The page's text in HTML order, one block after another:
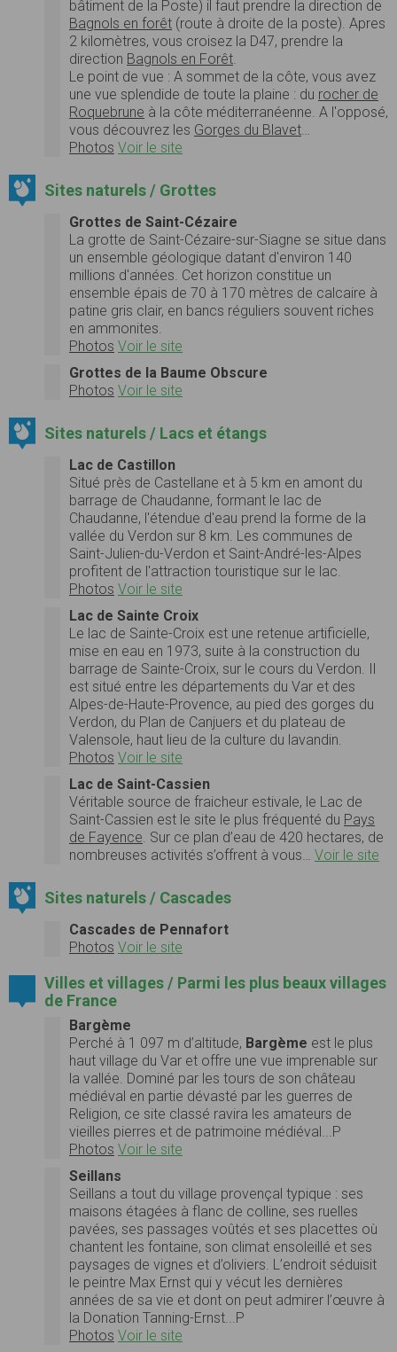
bâtiment de la Poste) il faut prendre la direction de
Bagnols en forêt (route à droite de la poste). Apres
2 kilomètres, vous croisez la D47, prendre la
direction Bagnols en Forêt
Le point de vue : A sommet de la côte, vous avez
une vue splendide de toute la plaine : du rocher de
Roquebrune à la côte méditerranéenne. A l'opposé,
vous découvrez les Gorges du Blavet
Photos Voir le site
Sites naturels / Grottes
Grottes de Saint-Cézaire
La grotte de Saint-Cézaire-sur-Siagne se situe dans
un ensemble géologique datant d'environ 140
millions d'années. Cet horizon constitue un
ensemble épais de 70 à 170 mètres de calcaire à
patine gris clair, en bancs réguliers souvent riches
en ammonites.
Photos Voir le site
Grottes de la Baume Obscure
Photos Voir le site
Sites naturels / Lacs et étangs
Lac de Castillon
Situé près de Castellane et à 5 km en amont du
barrage de Chaudanne, formant le lac de
Chaudanne, l'étendue d'eau prend la forme de la
vallée du Verdon sur 8 km. Les communes de
Saint-Julien-du-Verdon et Saint-André-les-Alpes
profitent de l'attraction touristique sur le lac.
Photos Voir le site
Lac de Sainte Croix
Le lac de Sainte-Croix est une retenue artificielle,
mise en eau en 1973, suite à la construction du
barrage de Sainte-Croix, sur le cours du Verdon. Il
est situé entre les départements du Var et des
Alpes-de-Haute-Provence, au pied des gorges du
Verdon, du Plan de Canjuers et du plateau de
Valensole, haut lieu de la culture du lavandin.
Photos Voir le site
Lac de Saint-Cassien
Véritable source de fraicheur estivale, le Lac de
Saint-Cassien est le site le plus fréquenté du Pays
de Fayence . Sur ce plan d’eau de 420 hectares, de
nombreuses activités s’offrent à vous… Voir le site
Sites naturels / Cascades
Cascades de Pennafort
Photos Voir le site
Villes et villages / Parmi les plus beaux villages
de France
Bargème
Perché à 1 097 m d’altitude, Bargème est le plus
haut village du Var et offre une vue imprenable sur
la vallée. Dominé par les tours de son château
médiéval en partie dévasté par les guerres de
Religion, ce site classé ravira les amateurs de
vieilles pierres et de patrimoine médiéval...P
Photos Voir le site
Seillans
Seillans a tout du village provençal typique : ses
maisons étagées à flanc de colline, ses ruelles
pavées, ses passages voûtés et ses placettes où
chantent les fontaine, son climat ensoleillé et ses
paysages de vignes et d’oliviers. L’endroit séduisit
le peintre Max Ernst qui y vécut les dernières
années de sa vie et dont on peut admirer l’œuvre à
la Donation Tanning-Ernst...P
Photos Voir le site